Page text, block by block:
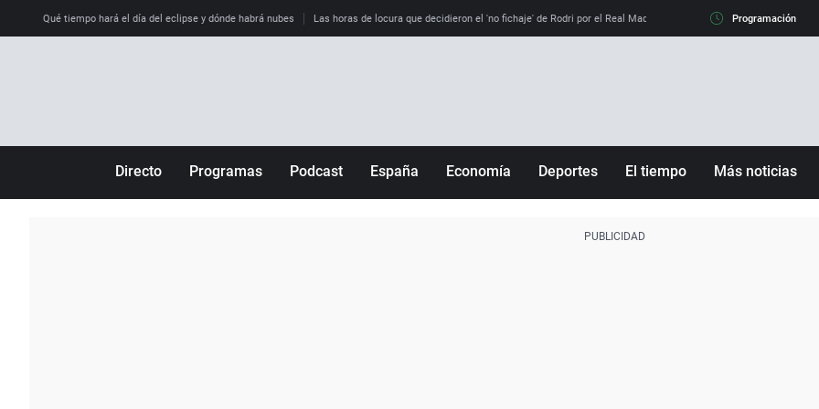
Qué tiempo hará el día del eclipse y dónde habrá nubes Las horas de locura que decidieron el 'no fichaje' de Rodri por el Real Madrid y su 'sí' al Barça La llamada
Programación
Directo Programas Podcast España Economía Deportes El tiempo Más noticias